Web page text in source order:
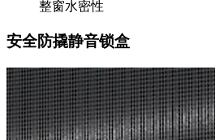
整窗水密性
安全防撬静音锁盒